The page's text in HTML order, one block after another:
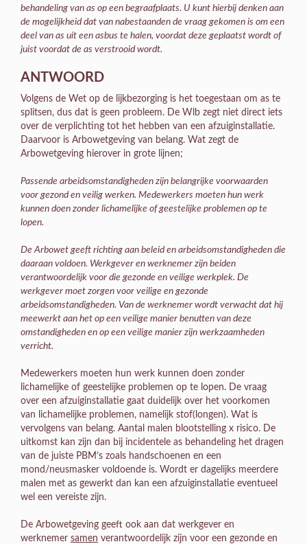
behandeling van as op een begraafplaats. U kunt hierbij denken aan
de mogelijkheid dat van nabestaanden de vraag gekomen is om een
deel van as uit een asbus te halen, voordat deze geplaatst wordt of
juist voordat de as verstrooid wordt.
ANTWOORD
Volgens de Wet op de lijkbezorging is het toegestaan om as te
splitsen, dus dat is geen probleem. De Wlb zegt niet direct iets
over de verplichting tot het hebben van een afzuiginstallatie.
Daarvoor is Arbowetgeving van belang. Wat zegt de
Arbowetgeving hierover in grote lijnen;
Passende arbeidsomstandigheden zijn belangrijke voorwaarden
voor gezond en veilig werken. Medewerkers moeten hun werk
kunnen doen zonder lichamelijke of geestelijke problemen op te
lopen.
De Arbowet geeft richting aan beleid en arbeidsomstandigheden die
daaraan voldoen. Werkgever en werknemer zijn beiden
verantwoordelijk voor die gezonde en veilige werkplek. De
werkgever moet zorgen voor veilige en gezonde
arbeidsomstandigheden. Van de werknemer wordt verwacht dat hij
meewerkt aan het op een veilige manier benutten van deze
omstandigheden en op een veilige manier zijn werkzaamheden
verricht.
Medewerkers moeten hun werk kunnen doen zonder
lichamelijke of geestelijke problemen op te lopen. De vraag
over een afzuiginstallatie gaat duidelijk over het voorkomen
van lichamelijke problemen, namelijk stof(longen). Wat is
vervolgens van belang. Aantal malen blootstelling x risico. De
uitkomst kan zijn dan bij incidentele as behandeling het dragen
van de juiste PBM’s zoals handschoenen en een
mond/neusmasker voldoende is. Wordt er dagelijks meerdere
malen met as gewerkt dan kan een afzuiginstallatie eventueel
wel een vereiste zijn.
De Arbowetgeving geeft ook aan dat werkgever en
werknemer samen verantwoordelijk zijn voor een gezonde en